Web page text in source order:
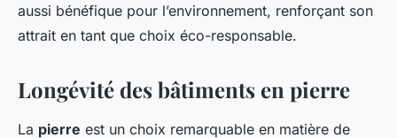
aussi bénéfique pour l’environnement, renforçant son
attrait en tant que choix éco-responsable.
Longévité des bâtiments en pierre
La pierre est un choix remarquable en matière de